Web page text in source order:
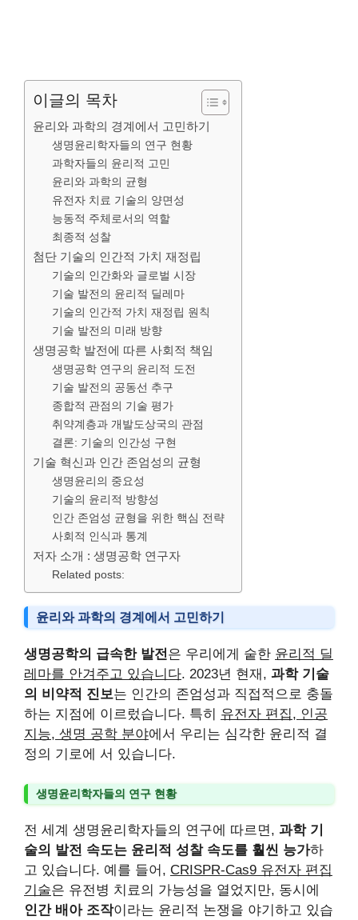
이글의 목차
윤리와 과학의 경계에서 고민하기
생명윤리학자들의 연구 현황
과학자들의 윤리적 고민
윤리와 과학의 균형
유전자 치료 기술의 양면성
능동적 주체로서의 역할
최종적 성찰
첨단 기술의 인간적 가치 재정립
기술의 인간화와 글로벌 시장
기술 발전의 윤리적 딜레마
기술의 인간적 가치 재정립 원칙
기술 발전의 미래 방향
생명공학 발전에 따른 사회적 책임
생명공학 연구의 윤리적 도전
기술 발전의 공동선 추구
종합적 관점의 기술 평가
취약계층과 개발도상국의 관점
결론: 기술의 인간성 구현
기술 혁신과 인간 존엄성의 균형
생명윤리의 중요성
기술의 윤리적 방향성
인간 존엄성 균형을 위한 핵심 전략
사회적 인식과 통계
저자 소개 : 생명공학 연구자
Related posts:
윤리와 과학의 경계에서 고민하기
생명공학의 급속한 발전 은 우리에게 숱한 윤리적 딜
레마를 안겨주고 있습니다. 2023년 현재, 과학 기술
의 비약적 진보는 인간의 존엄성과 직접적으로 충돌
하는 지점에 이르렀습니다. 특히 유전자 편집, 인공
지능, 생명 공학 분야에서 우리는 심각한 윤리적 결
정의 기로에 서 있습니다.
생명윤리학자들의 연구 현황
전 세계 생명윤리학자들의 연구에 따르면, 과학 기
술의 발전 속도는 윤리적 성찰 속도를 훨씬 능가하
고 있습니다. 예를 들어, CRISPR-Cas9 유전자 편집
기술은 유전병 치료의 가능성을 열었지만, 동시에
인간 배아 조작이라는 윤리적 논쟁을 야기하고 있습